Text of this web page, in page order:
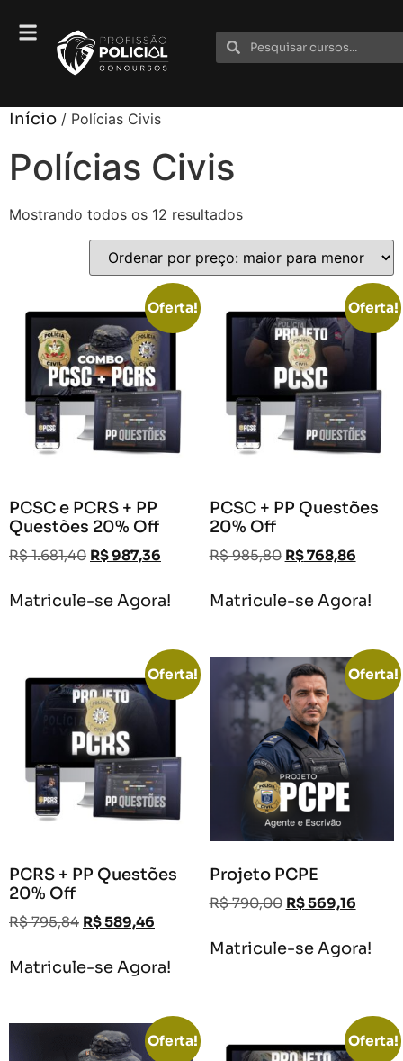
Início / Polícias Civis
Polícias Civis
Mostrando todos os 12 resultados
Oferta!
PCSC e PCRS + PP
Questões 20% Off
R$1.681,40 R$987,36
Matricule-se Agora!
Oferta!
PCSC + PP Questões
20% Off
R$985,80 R$768,86
Matricule-se Agora!
Oferta!
PCRS + PP Questões
20% Off
R$795,84 R$589,46
Matricule-se Agora!
Oferta!
Projeto PCPE
R$790,00 R$569,16
Matricule-se Agora!
Oferta! Oferta!